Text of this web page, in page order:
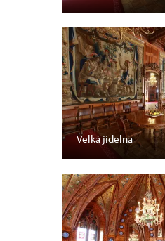
Velká jídelna